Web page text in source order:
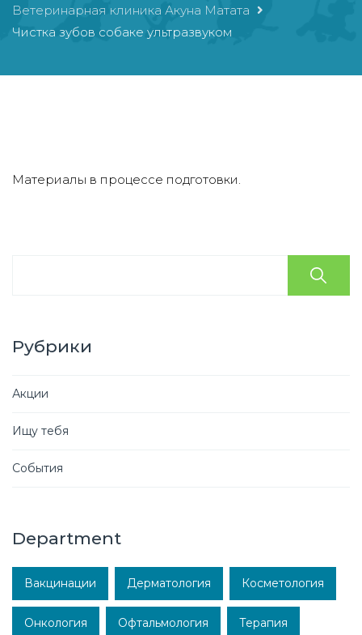
Ветеринарная клиника Акуна Матата
Чистка зубов собаке ультразвуком
Материалы в процессе подготовки.
Рубрики
Акции
Ищу тебя
События
Department
Вакцинации Дерматология Косметология
Онкология Офтальмология Терапия